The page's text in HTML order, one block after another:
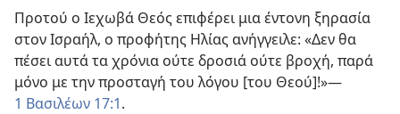
Προτού ο Ιεχωβά Θεός επιφέρει μια έντονη ξηρασία
στον Ισραήλ, ο προφήτης Ηλίας ανήγγειλε: «Δεν θα
πέσει αυτά τα χρόνια ούτε δροσιά ούτε βροχή, παρά
μόνο με την προσταγή του λόγου [του Θεού]!»​—
1 Βασιλέων 17:1.